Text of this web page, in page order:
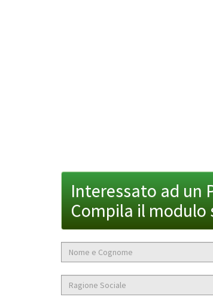
Interessato ad un
Compila il